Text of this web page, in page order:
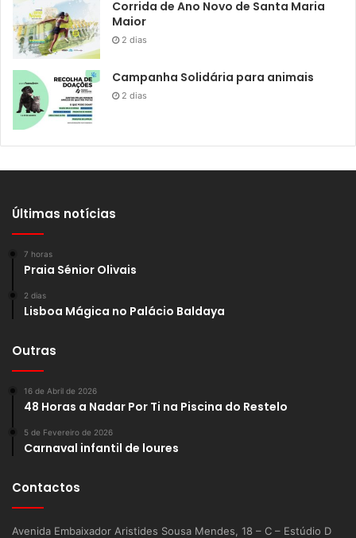
Corrida de Ano Novo de Santa Maria
Maior
2 dias
Campanha Solidária para animais
2 dias
Últimas notícias
7 horas
Praia Sénior Olivais
2 dias
Lisboa Mágica no Palácio Baldaya
Outras
16 de Abril de 2026
48 Horas a Nadar Por Ti na Piscina do Restelo
5 de Fevereiro de 2026
Carnaval infantil de loures
Contactos
Avenida Embaixador Aristides Sousa Mendes, 18 – C – Estúdio D